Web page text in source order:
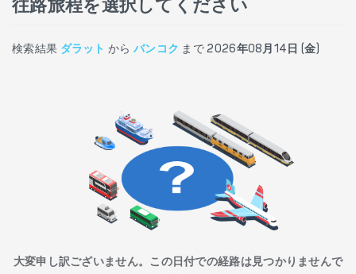
往路旅程を選択してください
検索結果 ダラット から バンコク まで2026年08月14日 (金)
大変申し訳ございません。この日付での経路は見つかりませんで